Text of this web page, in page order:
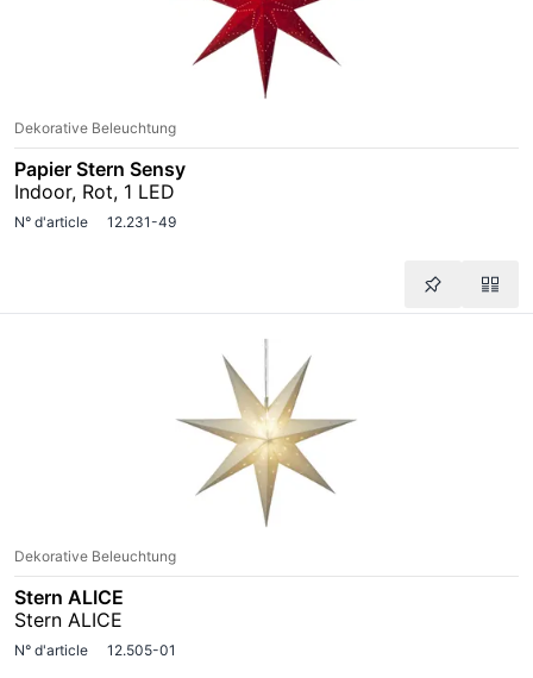
Dekorative Beleuchtung
Papier Stern Sensy
Indoor, Rot, 1 LED
N° d'article 12.231-49
Dekorative Beleuchtung
Stern ALICE
Stern ALICE
N° d'article 12.505-01